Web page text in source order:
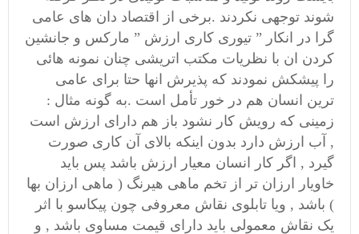
شوند توجهی نکردند .برخی از اقتصاد دان های عامی
گرا در انکار ” تیوری کاری ارزش ” مارکس و جانشین
کردن ان با نظریات مکتب اتریشی چنان نمونه هائی
را پیشکش نمودند که پذیرش انها حتا برای عامی
ترین انسان هم در خور تأمل است .به گونه مثال :
زمینی که رویش کار نشود باز هم دارای ارزش است
, آب ارزش دارد بدون اینکه بالای آن کاری صورت
گیرد , اگر کار انسان معیار ارزش باشد پس باید
خاویار ارزان تر از تخم ماهی هیرنگ ( ماهی ارزان بها
) باشد , ویا تابلوی نقاش معروفی چون پیکاسو با اثر
یک نقاش معمولی باید دارای قیمت مساوی باشد , و